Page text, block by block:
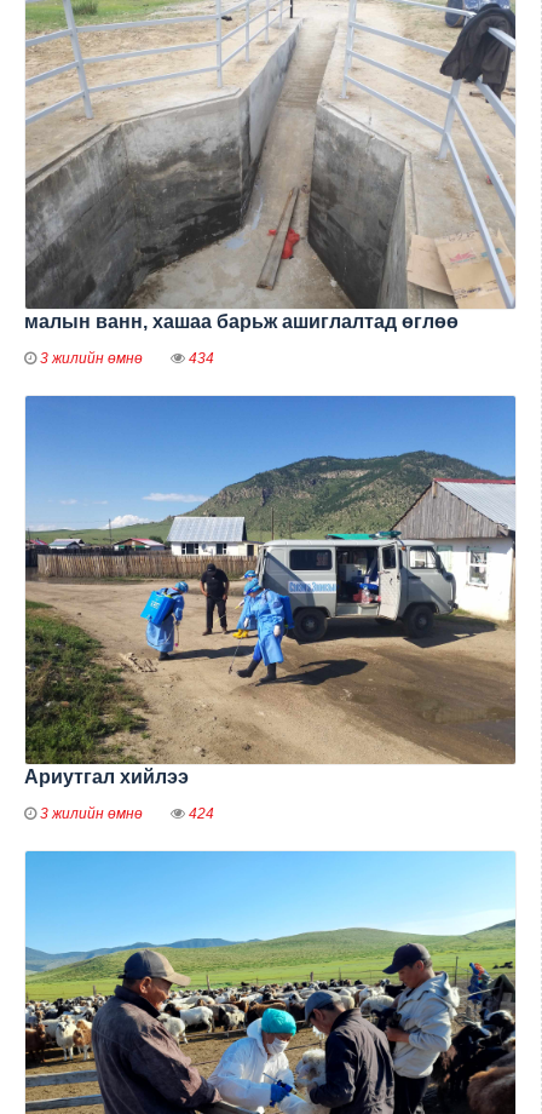
малын ванн, хашаа барьж ашиглалтад өглөө
3 жилийн өмнө 434
Ариутгал хийлээ
3 жилийн өмнө 424